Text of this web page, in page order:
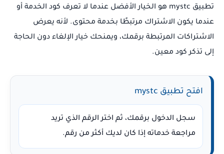
تطبيق mystc هو الخيار الأفضل عندما لا تعرف كود الخدمة أو
عندما يكون الاشتراك مرتبطًا بخدمة محتوى. لأنه يعرض
الاشتراكات المرتبطة برقمك، ويمنحك خيار الإلغاء دون الحاجة
إلى تذكر كود معين.
افتح تطبيق mystc
سجل الدخول برقمك، ثم اختر الرقم الذي تريد
مراجعة خدماته إذا كان لديك أكثر من رقم.